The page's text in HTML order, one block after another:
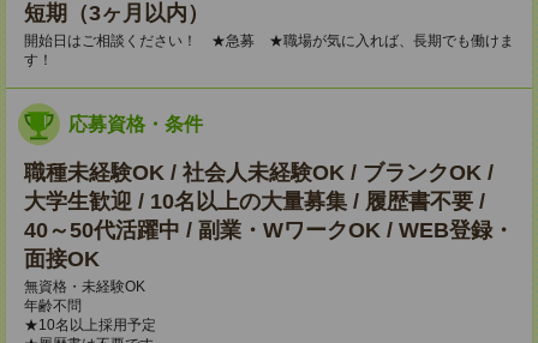
短期（3ヶ月以内）
開始日はご相談ください！ ★急募 ★職場が気に入れば、長期でも働けま
す！
応募資格・条件
職種未経験OK / 社会人未経験OK / ブランクOK /
大学生歓迎 / 10名以上の大量募集 / 履歴書不要 /
40～50代活躍中 / 副業・WワークOK / WEB登録・
面接OK
無資格・未経験OK
年齢不問
★10名以上採用予定